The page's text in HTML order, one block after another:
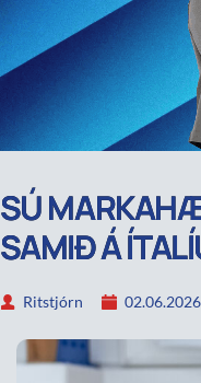
SÚ
SAMIÐ Á
Ritstjórn 02.06.2026